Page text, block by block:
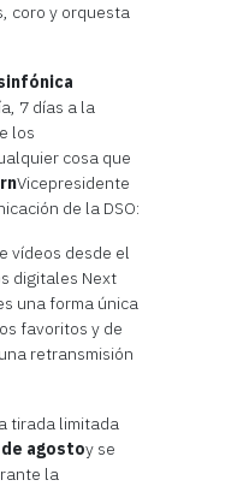
coro y orquesta
7 días a la
los
cosa que
Vicepresidente
de la DSO:
vídeos desde el
digitales Next
una forma única
favoritos y de
retransmisión
tirada limitada
de agostoy se
la